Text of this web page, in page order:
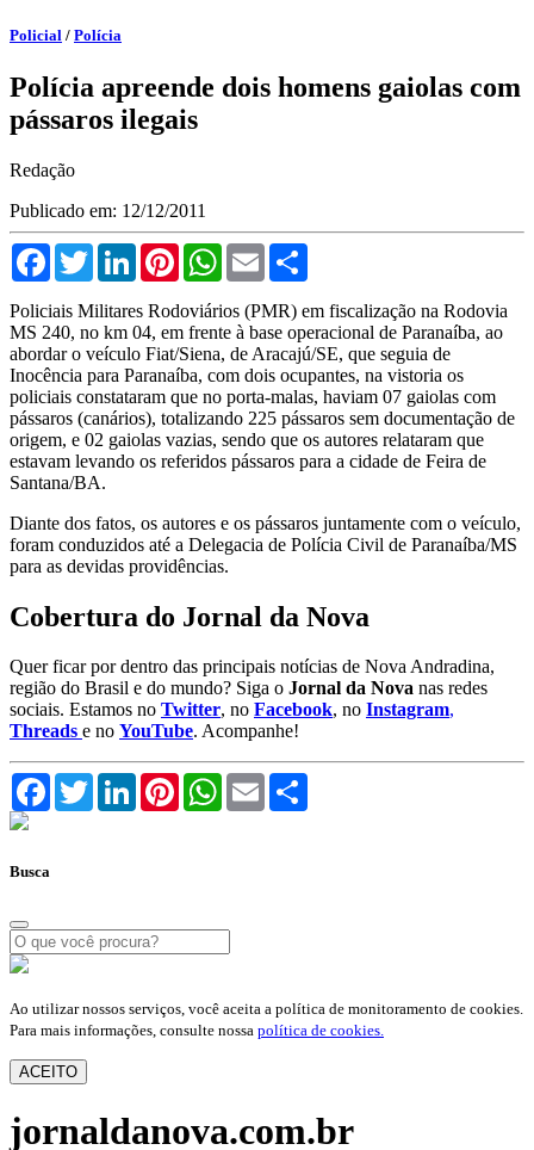
Policial / Polícia
Polícia apreende dois homens gaiolas com
pássaros ilegais
Redação
Publicado em: 12/12/2011
FacebookTwitterLinkedInPinterestWhatsApp
Email
Policiais Militares Rodoviários (PMR) em fiscalização na Rodovia
MS 240, no km 04, em frente à base operacional de Paranaíba, ao
abordar o veículo Fiat/Siena, de Aracajú/SE, que seguia de
Inocência para Paranaíba, com dois ocupantes, na vistoria os
policiais constataram que no porta-malas, haviam 07 gaiolas com
pássaros (canários), totalizando 225 pássaros sem documentação de
origem, e 02 gaiolas vazias, sendo que os autores relataram que
estavam levando os referidos pássaros para a cidade de Feira de
Santana/BA.
Diante dos fatos, os autores e os pássaros juntamente com o veículo,
foram conduzidos até a Delegacia de Polícia Civil de Paranaíba/MS
para as devidas providências.
Cobertura do Jornal da Nova
Quer ficar por dentro das principais notícias de Nova Andradina,
região do Brasil e do mundo? Siga o Jornal da Nova nas redes
sociais. Estamos no Twitter, no Facebook, no Instagram,
Threads e no YouTube. Acompanhe!
FacebookTwitterLinkedInPinterestWhatsApp
Email
Busca
Ao utilizar nossos serviços, você aceita a política de monitoramento de cookies.
Para mais informações, consulte nossa política de cookies.
ACEITO
jornaldanova.com.br